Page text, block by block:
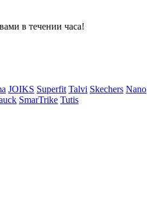
в течении часа!
JOIKS Superfit Talvi Skechers Nano
SmarTrike Tutis